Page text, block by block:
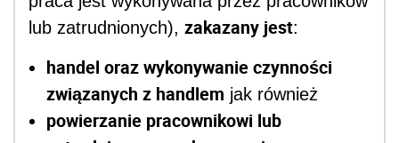
lub zatrudnionych), zakazany jest:
handel oraz wykonywanie czynności
związanych z handlem jak również
powierzanie pracownikowi lub